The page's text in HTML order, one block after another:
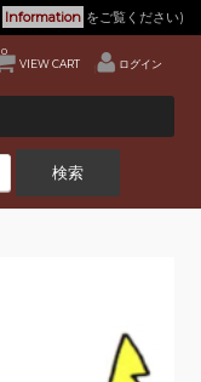
Information をご覧ください)
VIEW CART
0
ログイン